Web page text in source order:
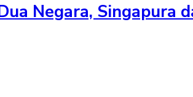
Negara, Singapura